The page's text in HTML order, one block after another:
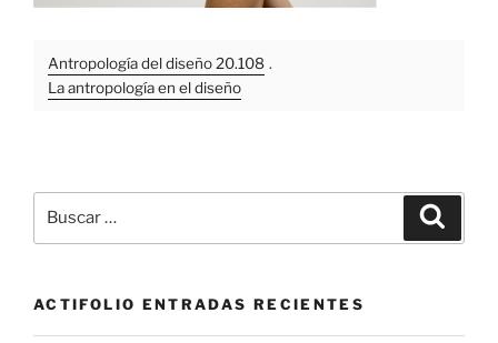
Antropología del diseño 20.108 .
La antropología en el diseño
por:
ACTIFOLIO ENTRADAS RECIENTES